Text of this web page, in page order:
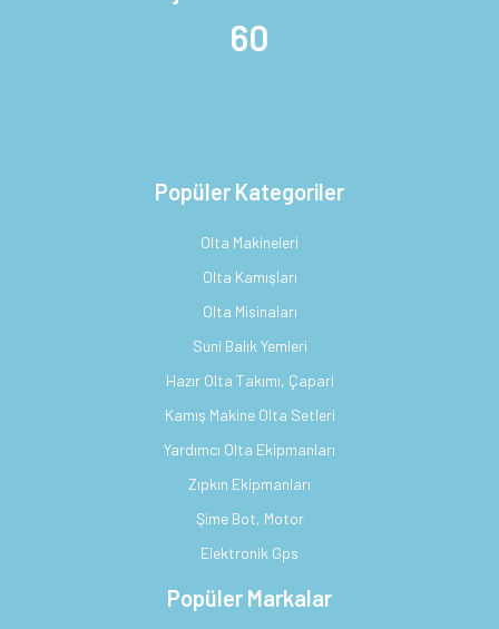
60
Popüler Kategoriler
Olta Makineleri
Olta Kamışları
Olta Misinaları
Suni Balık Yemleri
Hazır Olta Takımı, Çapari
Kamış Makine Olta Setleri
Yardımcı Olta Ekipmanları
Zıpkın Ekipmanları
Şime Bot, Motor
Elektronik Gps
Popüler Markalar